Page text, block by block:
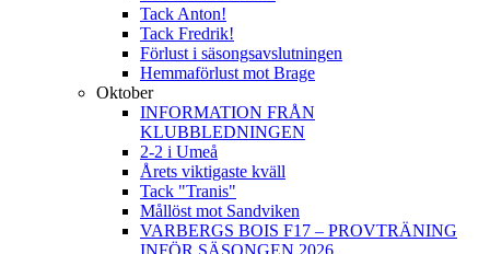
Tack Anton!
Tack Fredrik!
Förlust i säsongsavslutningen
Hemmaförlust mot Brage
Oktober
INFORMATION FRÅN
KLUBBLEDNINGEN
2-2 i Umeå
Årets viktigaste kväll
Tack "Tranis"
Mållöst mot Sandviken
VARBERGS BOIS F17 – PROVTRÄNING
INFÖR SÄSONGEN 2026